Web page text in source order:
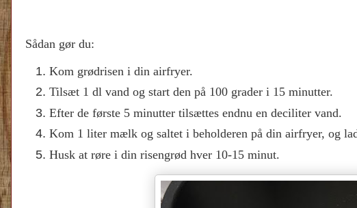
Sådan gør du:
Kom grødrisen i din airfryer.
Tilsæt 1 dl vand og start den på 100 grader i 15 minutter.
Efter de første 5 minutter tilsættes endnu en deciliter vand.
Kom 1 liter mælk og saltet i beholderen på din airfryer, og
Husk at røre i din risengrød hver 10-15 minut.